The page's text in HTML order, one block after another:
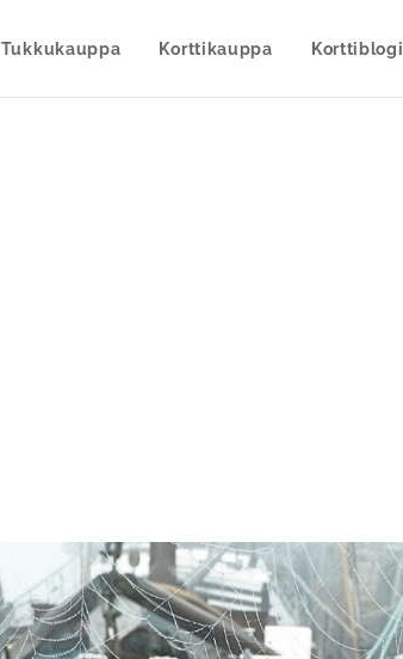
Tukkukauppa Korttikauppa Korttiblogi